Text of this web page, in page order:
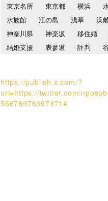
東京名所
東京都 横浜
水族館
江の島 浅草 浜
神奈川県
神楽坂 移住婚
結婚支援
表参道 評判
https://publish.x.com/?
url=https://twitter.com/
56678976397471#